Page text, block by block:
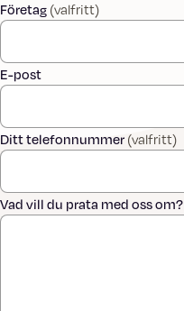
Företag (valfritt)
E-post
Ditt telefonnummer (valfritt)
Vad vill du prata med oss om?